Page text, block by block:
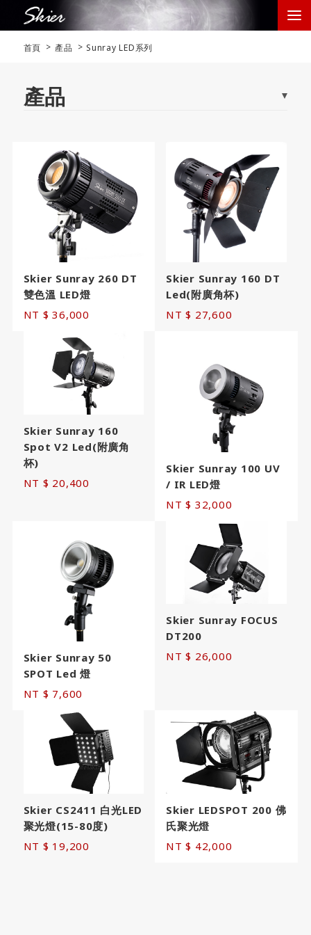
首頁 產品 Sunray LED系列
產品
Skier Sunray 260 DT
雙色溫 LED燈
NT $ 36,000
Skier Sunray 160 DT
Led(附廣角杯)
NT $ 27,600
Skier Sunray 160
Spot V2 Led(附廣角
杯)
NT $ 20,400
Skier Sunray 100 UV
/ IR LED燈
NT $ 32,000
Skier Sunray 50
SPOT Led 燈
NT $ 7,600
Skier Sunray FOCUS
DT200
NT $ 26,000
Skier CS2411 白光LED
聚光燈(15-80度)
NT $ 19,200
Skier LEDSPOT 200 佛
氏聚光燈
NT $ 42,000